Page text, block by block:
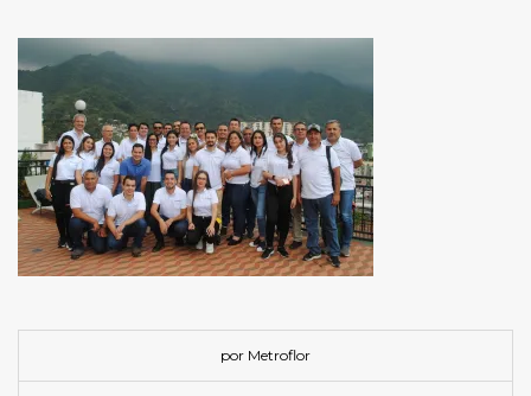
por Metroflor